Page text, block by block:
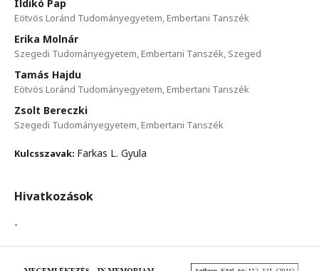
Ildikó Pap
Eötvös Loránd Tudományegyetem, Embertani Tanszék
Erika Molnár
Szegedi Tudományegyetem, Embertani Tanszék, Szeged
Tamás Hajdu
Eötvös Loránd Tudományegyetem, Embertani Tanszék
Zsolt Bereczki
Szegedi Tudományegyetem, Embertani Tanszék
Kulcsszavak: Farkas L. Gyula
Hivatkozások
-